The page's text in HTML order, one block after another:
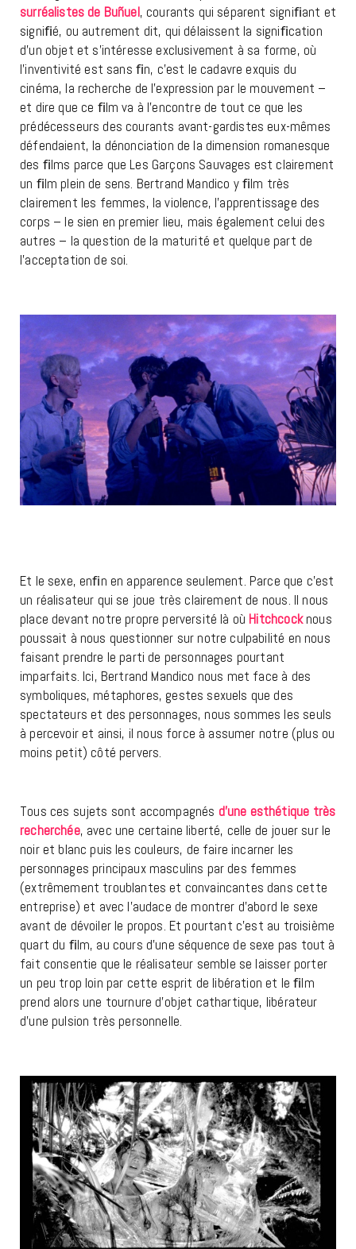
surréalistes de Buñuel, courants qui séparent signiﬁant et
signiﬁé, ou autrement dit, qui délaissent la signiﬁcation
d’un objet et s’intéresse exclusivement à sa forme, où
l’inventivité est sans ﬁn, c’est le cadavre exquis du
cinéma, la recherche de l’expression par le mouvement –
et dire que ce ﬁlm va à l’encontre de tout ce que les
prédécesseurs des courants avant-gardistes eux-mêmes
défendaient, la dénonciation de la dimension romanesque
des ﬁlms parce que Les Garçons Sauvages est clairement
un ﬁlm plein de sens. Bertrand Mandico y ﬁlm très
clairement les femmes, la violence, l’apprentissage des
corps – le sien en premier lieu, mais également celui des
autres – la question de la maturité et quelque part de
l’acceptation de soi.
Et le sexe, enﬁn en apparence seulement. Parce que c’est
un réalisateur qui se joue très clairement de nous. Il nous
place devant notre propre perversité là où Hitchcocknous
poussait à nous questionner sur notre culpabilité en nous
faisant prendre le parti de personnages pourtant
imparfaits. Ici, Bertrand Mandico nous met face à des
symboliques, métaphores, gestes sexuels que des
spectateurs et des personnages, nous sommes les seuls
à percevoir et ainsi, il nous force à assumer notre (plus ou
moins petit) côté pervers.
Tous ces sujets sont accompagnés d’une esthétique très
recherchée, avec une certaine liberté, celle de jouer sur le
noir et blanc puis les couleurs, de faire incarner les
personnages principaux masculins par des femmes
(extrêmement troublantes et convaincantes dans cette
entreprise) et avec l’audace de montrer d’abord le sexe
avant de dévoiler le propos. Et pourtant c’est au troisième
quart du ﬁlm, au cours d’une séquence de sexe pas tout à
fait consentie que le réalisateur semble se laisser porter
un peu trop loin par cette esprit de libération et le ﬁlm
prend alors une tournure d’objet cathartique, libérateur
d’une pulsion très personnelle.